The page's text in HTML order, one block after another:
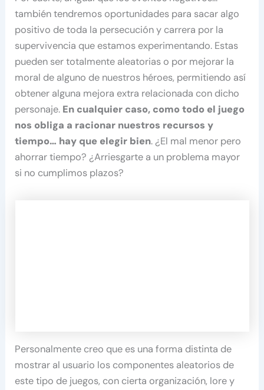
también tendremos oportunidades para sacar algo
positivo de toda la persecución y carrera por la
supervivencia que estamos experimentando. Estas
pueden ser totalmente aleatorias o por mejorar la
moral de alguno de nuestros héroes, permitiendo así
obtener alguna mejora extra relacionada con dicho
personaje. En cualquier caso, como todo el juego
nos obliga a racionar nuestros recursos y
tiempo… hay que elegir bien. ¿El mal menor pero
ahorrar tiempo? ¿Arriesgarte a un problema mayor
si no cumplimos plazos?
Personalmente creo que es una forma distinta de
mostrar al usuario los componentes aleatorios de
este tipo de juegos, con cierta organización, lore y